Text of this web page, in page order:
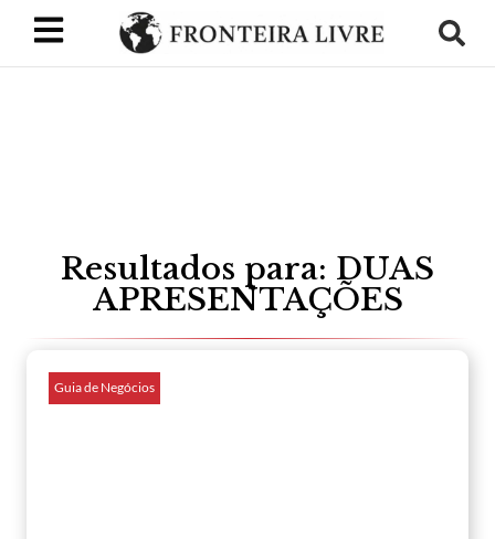
Resultados para: DUAS
APRESENTAÇÕES
Guia de Negócios